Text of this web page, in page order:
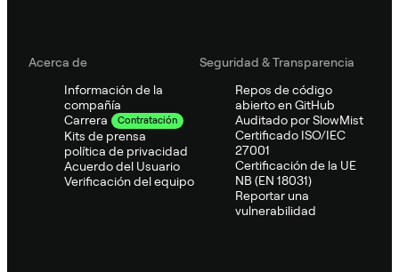
Acerca de
Información de la
compañía
Carrera
Contratación
Kits de prensa
política de privacidad
Acuerdo del Usuario
Verificación del equipo
Seguridad & Transparencia
Repos de código
abierto en GitHub
Auditado por SlowMist
Certificado ISO/IEC
27001
Certificación de la UE
NB (EN 18031)
Reportar una
vulnerabilidad